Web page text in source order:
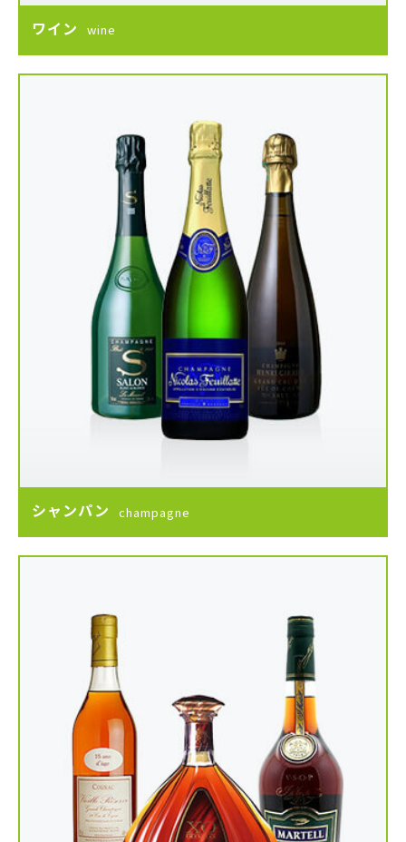
ワイン wine
シャンパン champagne